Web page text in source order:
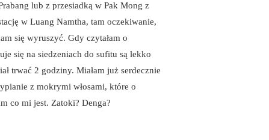
lub z przesiadką w Pak Mong z
w Luang Namtha, tam oczekiwanie,
się wyruszyć. Gdy czytałam o
się na siedzeniach do sufitu są lekko
trwać 2 godziny. Miałam już serdecznie
z mokrymi włosami, które o
co mi jest. Zatoki? Denga?